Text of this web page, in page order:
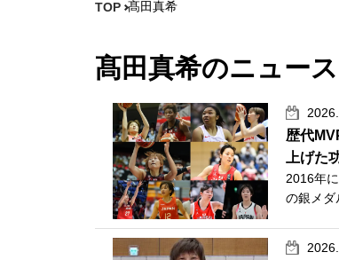
TOP 髙田真希
髙田真希のニュース
歴代
上げた
2016年
の銀メダ